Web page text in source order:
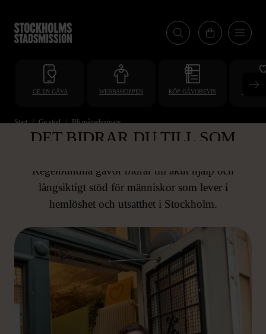
till
huvudinnehåll
GE EN GÅVA WEBBSHOPPEN KÖP GÅVOBEVIS
Start Ge stöd Bli månadsgivare
DET BIDRAR DU TILL SOM
Regelbundna gåvor bidrar till akut hjälp och
långsiktigt stöd för människor som lever i
hemlöshet och utsatthet i Stockholm.